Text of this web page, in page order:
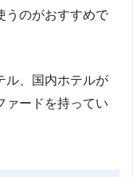
うのがおすすめで
ル、国内ホテルが
ァードを持ってい